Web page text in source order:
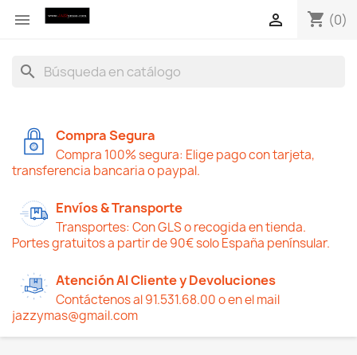
 shopping_cart (0)

search
Compra Segura
Compra 100% segura: Elige pago con tarjeta,
transferencia bancaria o paypal.
Envíos & Transporte
Transportes: Con GLS o recogida en tienda.
Portes gratuitos a partir de 90€ solo España penínsular.
Atención Al Cliente y Devoluciones
Contáctenos al 91.531.68.00 o en el mail
jazzymas@gmail.com